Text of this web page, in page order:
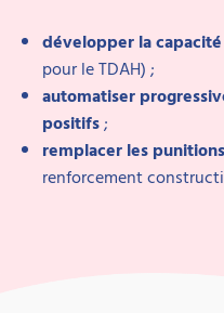
développer la
pour le TDAH) ;
automatiser
positifs;
remplacer les punitions
renforcement